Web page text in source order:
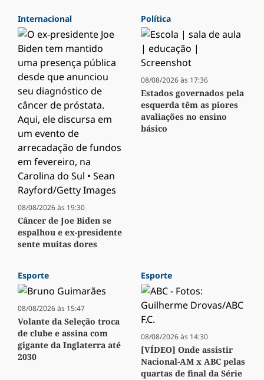
Internacional
08/08/2026 às 19:30
Câncer de Joe Biden se
espalhou e ex-presidente
sente muitas dores
Política
08/08/2026 às 17:36
Estados governados pela
esquerda têm as piores
avaliações no ensino
básico
Esporte
08/08/2026 às 15:47
Volante da Seleção troca
de clube e assina com
gigante da Inglaterra até
2030
Esporte
08/08/2026 às 14:30
[VÍDEO] Onde assistir
Nacional-AM x ABC pelas
quartas de final da Série